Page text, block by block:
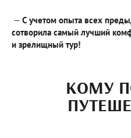
— С учетом опыта всех
сотворила самый лучший
и зрелищный тур!
КОМУ